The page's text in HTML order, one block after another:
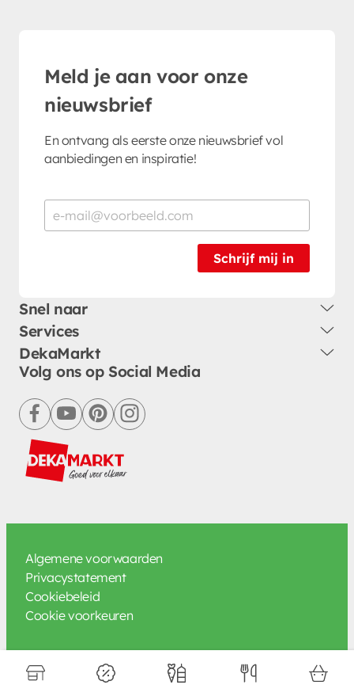
Meld je aan voor onze
nieuwsbrief
En ontvang als eerste onze nieuwsbrief vol
aanbiedingen en inspiratie!
Schrijf mij in
Snel naar
Services
DekaMarkt
Volg ons op Social Media
facebookyoutubepinterestinstagram
Algemene voorwaarden
Privacystatement
Cookiebeleid
Cookie voorkeuren